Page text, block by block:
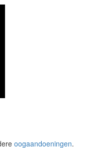
oogaandoeningen.